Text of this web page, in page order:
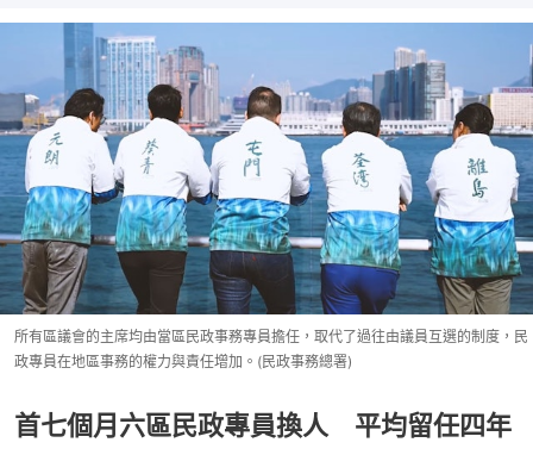
所有區議會的主席均由當區民政事務專員擔任，取代了過往由議員互選的制度，民
政專員在地區事務的權力與責任增加。(民政事務總署)
首七個月六區民政專員換人 平均留任四年